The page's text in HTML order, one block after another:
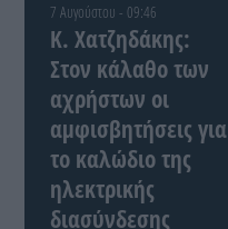
7 Αυγούστου - 09:46
Κ. Χατζηδάκης:
Στον κάλαθο των
αχρήστων οι
αμφισβητήσεις για
το καλώδιο της
ηλεκτρικής
διασύνδεσης